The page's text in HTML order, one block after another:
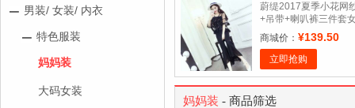
男装/ 女装/ 内衣
特色服装
妈妈装
大码女装
蔚缇2017夏季小花网
+吊带+喇叭裤三件套
商城价： ¥139.50
立即抢购
妈妈装 - 商品筛选